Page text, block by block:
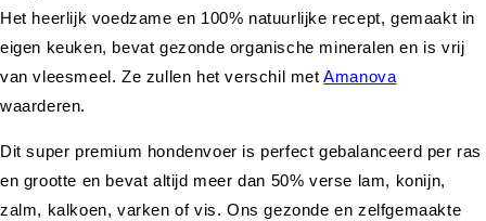
Het heerlijk voedzame en 100% natuurlijke recept, gemaakt in
eigen keuken, bevat gezonde organische mineralen en is vrij
van vleesmeel. Ze zullen het verschil metAmanova
waarderen.
Dit super premium hondenvoer is perfect gebalanceerd per ras
en grootte en bevat altijd meer dan 50% verse lam, konijn,
zalm, kalkoen, varken of vis. Ons gezonde en zelfgemaakte